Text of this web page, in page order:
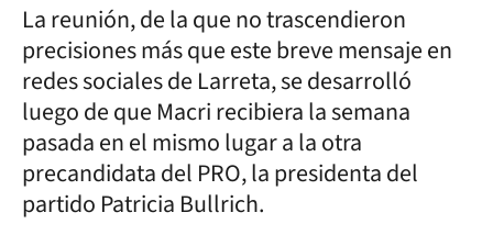
La reunión, de la que no trascendieron
precisiones más que este breve mensaje en
redes sociales de Larreta, se desarrolló
luego de que Macri recibiera la semana
pasada en el mismo lugar a la otra
precandidata del PRO, la presidenta del
partido Patricia Bullrich.